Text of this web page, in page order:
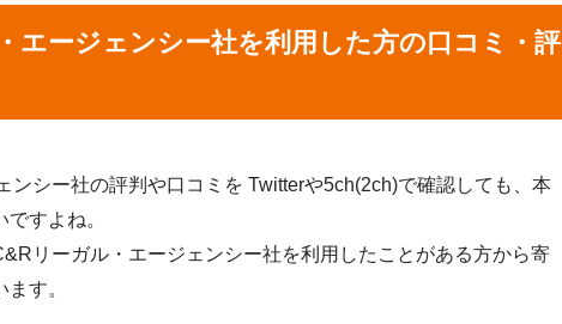
エージェンシー社を利用した方の口コミ・評
ンシー社の評判や口コミを Twitterや5ch(2ch)で確認しても、本
すよね。
リーガル・エージェンシー社を利用したことがある方から寄
す。